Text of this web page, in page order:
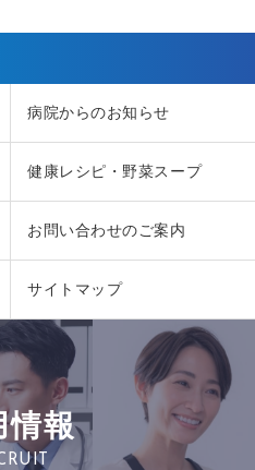
病院からのお知らせ
健康レシピ・野菜スープ
お問い合わせのご案内
サイトマップ
情報